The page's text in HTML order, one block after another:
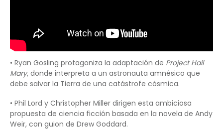
• Ryan Gosling protagoniza la adaptación de Project Hail
Mary, donde interpreta a un astronauta amnésico que
debe salvar la Tierra de una catástrofe cósmica.
• Phil Lord y Christopher Miller dirigen esta ambiciosa
propuesta de ciencia ficción basada en la novela de Andy
Weir, con guion de Drew Goddard.